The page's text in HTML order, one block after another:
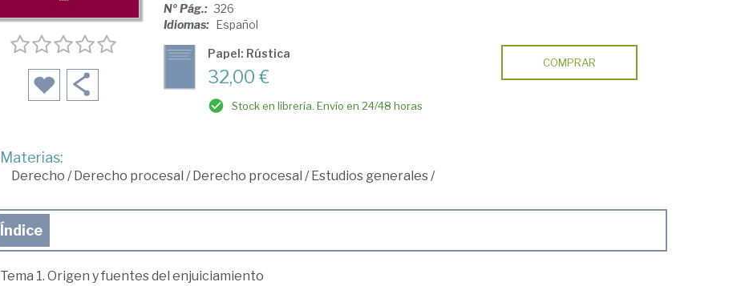
Nº Pág.: 326
Idiomas: Español
Papel: Rústica
32,00 €
Stock en librería. Envío en 24/48 horas
COMPRAR
Materias:
Derecho /Derecho procesal /Derecho procesal /Estudios generales/
Índice
Tema 1. Origen y fuentes del enjuiciamiento